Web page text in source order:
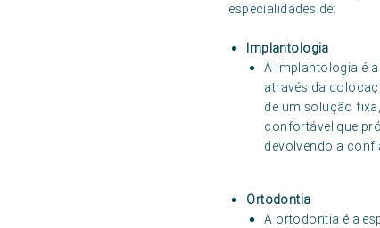
especialidades de:
Implantologia
A implantologia é
através da
de um solução
confortável que
devolvendo a
Ortodontia
A ortodontia é a